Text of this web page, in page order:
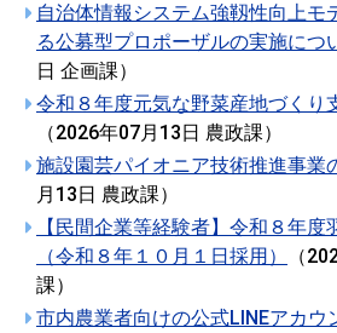
自治体情報システム強靱性向上モ
る公募型プロポーザルの実施につ
日 企画課）
令和８年度元気な野菜産地づくり
（2026年07月13日 農政課）
施設園芸パイオニア技術推進事業
月13日 農政課）
【民間企業等経験者】令和８年
（令和８年１０月１日採用）
（
課）
市内農業者向けの公式LINEアカウ